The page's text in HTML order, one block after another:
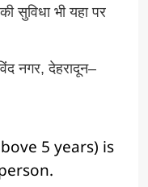
की सुविधा भी यहा पर
नगर,देहरादून–
5 years) is